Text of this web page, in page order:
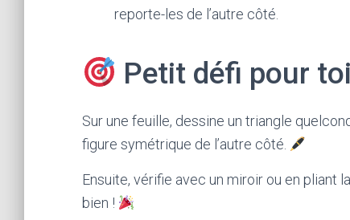
reporte-les de l’autre côté.
Petit défi pour
Sur une feuille, dessine un triangle
figure symétrique de l’autre côté.
Ensuite, vérifie avec un miroir ou en pliant
bien !